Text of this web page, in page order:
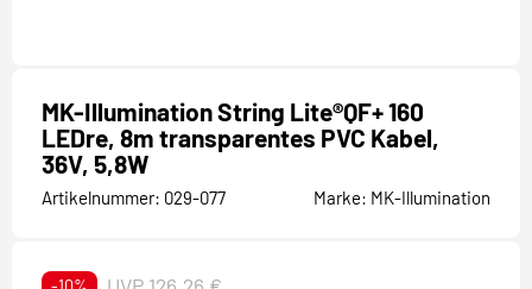
MK-Illumination String Lite®QF+ 160
LEDre, 8m transparentes PVC Kabel,
36V, 5,8W
Artikelnummer: 029-077 Marke: MK-Illumination